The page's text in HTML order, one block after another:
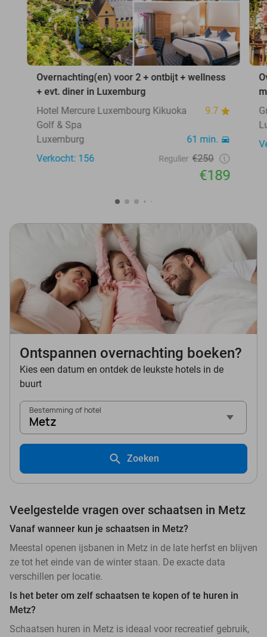
Overnachting(en) voor 2 + ontbijt + wellness
+ evt. diner in Luxemburg
Hotel Mercure Luxembourg Kikuoka
Golf & Spa
9.7
Luxemburg
61 min.
Verkocht: 156
Regulier €250
€189
Ontspannen overnachting boeken?
Kies een datum en ontdek de leukste hotels in de
buurt
Bestemming of hotel
Metz
Zoeken
Veelgestelde vragen over schaatsen in Metz
Vanaf wanneer kun je schaatsen in Metz?
Meestal openen ijsbanen in Metz in de late herfst en blijven
ze tot het einde van de winter staan. De exacte data
verschillen per locatie.
Is het beter om zelf schaatsen te kopen of te huren in
Metz?
Schaatsen huren in Metz is ideaal voor recreatief gebruik,